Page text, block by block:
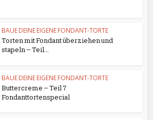
BAUE DEINE EIGENE FONDANT-TORTE
Torten mit Fondant überziehen und
stapeln – Teil...
BAUE DEINE EIGENE FONDANT-TORTE
Buttercreme – Teil 7
Fondanttortenspecial